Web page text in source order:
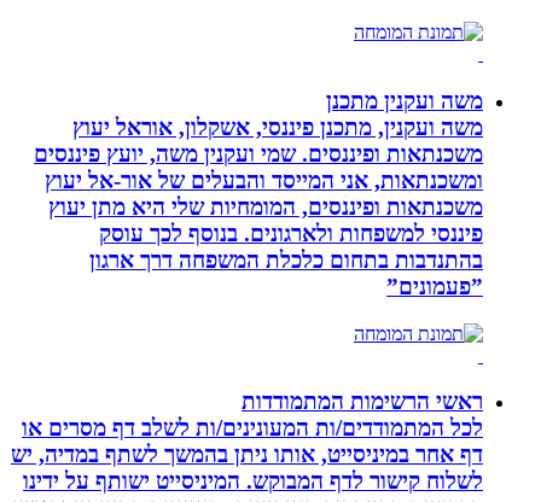
משה ועקנין מתכנן
משה ועקנין, מתכנן פיננסי, אשקלון, אוראל יעוץ
משכנתאות ופיננסים. שמי ועקנין משה, יועץ פיננסים
ומשכנתאות, אני המייסד והבעלים של אור-אל יעוץ
משכנתאות ופיננסים, המומחיות שלי היא מתן יעוץ
פיננסי למשפחות ולארגונים. בנוסף לכך עוסק
בהתנדבות בתחום כלכלת המשפחה דרך ארגון
”פעמונים”
ראשי הרשימות המתמודדות
לכל המתמודדים/ות המעונינים/ות לשלב דף מסרים או
דף אחר במיניסייט, אותו ניתן בהמשך לשתף במדיה, יש
לשלוח קישור לדף המבוקש. המיניסייט ישותף על ידינו